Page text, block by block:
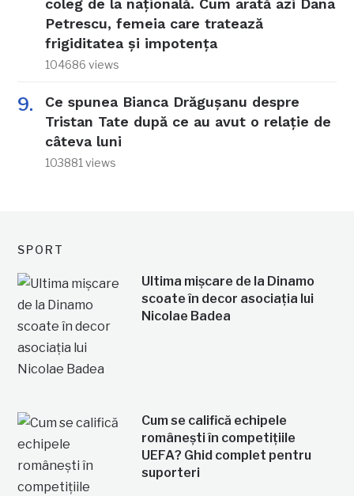
Petrescu, femeia care tratează
frigiditatea și impotența
104686 views
Ce spunea Bianca Drăgușanu despre
Tristan Tate după ce au avut o relație de
câteva luni
103881 views
SPORT
Ultima mișcare de la Dinamo
scoate în decor asociația lui
Nicolae Badea
Cum se califică echipele
românești în competițiile
UEFA? Ghid complet pentru
suporteri